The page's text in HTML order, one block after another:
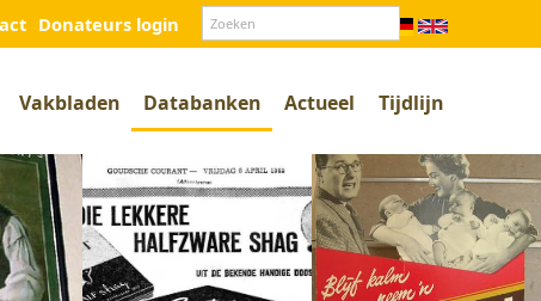
Donateurs login
Vakbladen Databanken Actueel Tijdlijn